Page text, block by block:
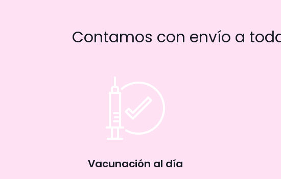
Contamos con envío a
Vacunación al día